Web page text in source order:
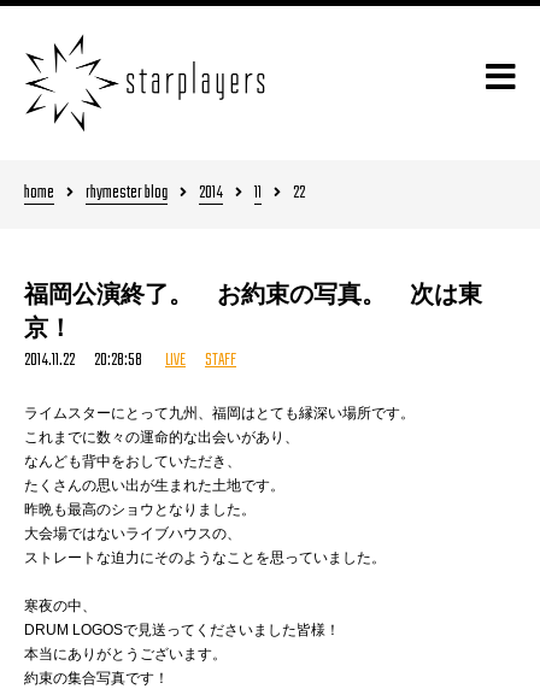
home rhymester blog 2014 11 22
福岡公演終了。 お約束の写真。 次は東
京！
2014.11.22 20:28:58 LIVE STAFF
ライムスターにとって九州、福岡はとても縁深い場所です。
これまでに数々の運命的な出会いがあり、
なんども背中をおしていただき、
たくさんの思い出が生まれた土地です。
昨晩も最高のショウとなりました。
大会場ではないライブハウスの、
ストレートな迫力にそのようなことを思っていました。
寒夜の中、
DRUM LOGOSで見送ってくださいました皆様！
本当にありがとうございます。
約束の集合写真です！